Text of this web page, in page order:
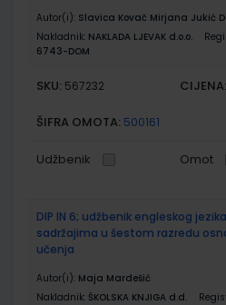
Autor(i): Slavica Kovač Mirjana Jukić
Nakladnik: NAKLADA LJEVAK d.o.o.
6743-DOM
SKU: 567232 CIJENA:
ŠIFRA OMOTA: 500161
Udžbenik Omot
DIP IN 6; udžbenik engleskog
sadržajima u šestom razredu
učenja
Autor(i): Maja Mardešić
Nakladnik: ŠKOLSKA KNJIGA d.d.